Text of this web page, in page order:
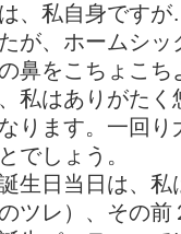
、私自身ですが
が、ホームシ
鼻をこちょこ
私はありがた
ります。一回
でしょう。
生日当日は、
ツレ）、その